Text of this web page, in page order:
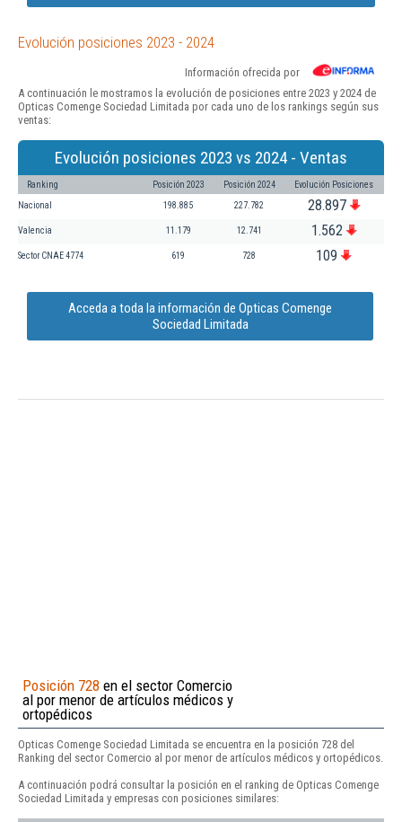
Evolución posiciones 2023 - 2024
Información ofrecida por
A continuación le mostramos la evolución de posiciones entre 2023 y 2024 de
Opticas Comenge Sociedad Limitada por cada uno de los rankings según sus
ventas:
Evolución posiciones 2023 vs 2024 - Ventas
Ranking Posición 2023 Posición 2024 Evolución Posiciones
Nacional 198.885 227.782 28.897
Valencia 11.179 12.741 1.562
Sector CNAE 4774 619 728 109
Acceda a toda la información de Opticas Comenge
Sociedad Limitada
Posición 728 en el sector Comercio
al por menor de artículos médicos y
ortopédicos
Opticas Comenge Sociedad Limitada se encuentra en la posición 728 del
Ranking del sector Comercio al por menor de artículos médicos y ortopédicos.
A continuación podrá consultar la posición en el ranking de Opticas Comenge
Sociedad Limitada y empresas con posiciones similares: